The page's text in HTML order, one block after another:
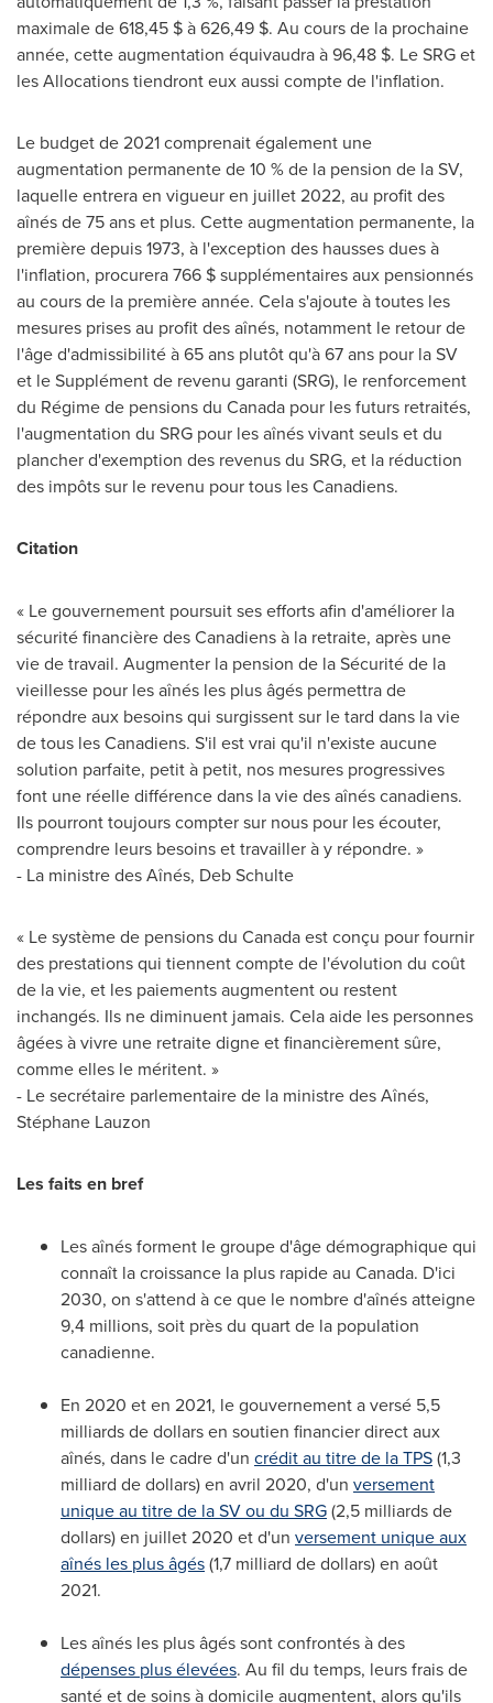
maximale de 618,45 $ à 626,49 $. Au cours de la prochaine
année, cette augmentation équivaudra à 96,48 $. Le SRG et
les Allocations tiendront eux aussi compte de l'inflation.
Le budget de 2021 comprenait également une
augmentation permanente de 10 % de la pension de la SV,
laquelle entrera en vigueur en juillet 2022, au profit des
aînés de 75 ans et plus. Cette augmentation permanente, la
première depuis 1973, à l'exception des hausses dues à
l'inflation, procurera 766 $ supplémentaires aux pensionnés
au cours de la première année. Cela s'ajoute à toutes les
mesures prises au profit des aînés, notamment le retour de
l'âge d'admissibilité à 65 ans plutôt qu'à 67 ans pour la SV
et le Supplément de revenu garanti (SRG), le renforcement
du Régime de pensions du Canada pour les futurs retraités,
l'augmentation du SRG pour les aînés vivant seuls et du
plancher d'exemption des revenus du SRG, et la réduction
des impôts sur le revenu pour tous les Canadiens.
Citation
« Le gouvernement poursuit ses efforts afin d'améliorer la
sécurité financière des Canadiens à la retraite, après une
vie de travail. Augmenter la pension de la Sécurité de la
vieillesse pour les aînés les plus âgés permettra de
répondre aux besoins qui surgissent sur le tard dans la vie
de tous les Canadiens. S'il est vrai qu'il n'existe aucune
solution parfaite, petit à petit, nos mesures progressives
font une réelle différence dans la vie des aînés canadiens.
Ils pourront toujours compter sur nous pour les écouter,
comprendre leurs besoins et travailler à y répondre. »
- La ministre des Aînés, Deb Schulte
« Le système de pensions du Canadaest conçu pour fournir
des prestations qui tiennent compte de l'évolution du coût
de la vie, et les paiements augmentent ou restent
inchangés. Ils ne diminuent jamais. Cela aide les personnes
âgées à vivre une retraite digne et financièrement sûre,
comme elles le méritent. »
- Le secrétaire parlementaire de la ministre des Aînés,
Stéphane Lauzon
Les faits en bref
Les aînés forment le groupe d'âge démographique qui
connaît la croissance la plus rapide au Canada. D'ici
2030, on s'attend à ce que le nombre d'aînés atteigne
9,4 millions, soit près du quart de la population
canadienne.
En 2020 eten 2021, le gouvernement a versé 5,5
milliards de dollars en soutien financier direct aux
aînés, dans le cadre d'un crédit au titre de la TPS(1,3
milliard de dollars) en avril 2020, d'un versement
unique au titre de la SV ou du SRG(2,5 milliards de
dollars) en juillet2020 etd'un versement unique aux
aînés les plus âgés(1,7 milliard de dollars) en août
2021.
Les aînés les plus âgés sont confrontés à des
dépenses plus élevées. Au fil du temps, leurs frais de
santé et de soins à domicile augmentent, alors qu'ils